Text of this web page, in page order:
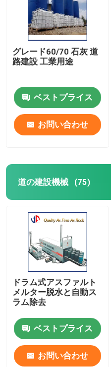
グレード60/70 石灰 道
路建設 工業用途
ベストプライス
お問い合わせ
道の建設機械 (75)
ドラム式アスファルト
メルター脱水と自動ス
ラム除去
ベストプライス
お問い合わせ